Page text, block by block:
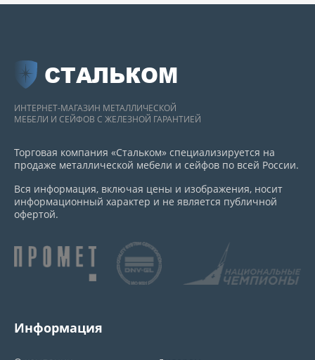
СТАЛЬКОМ
ИНТЕРНЕТ-МАГАЗИН МЕТАЛЛИЧЕСКОЙ
МЕБЕЛИ И СЕЙФОВ С ЖЕЛЕЗНОЙ ГАРАНТИЕЙ
Торговая компания «Стальком» специализируется на
продаже металлической мебели и сейфов по всей России.
Вся информация, включая цены и изображения, носит
информационный характер и не является публичной
офертой.
Информация